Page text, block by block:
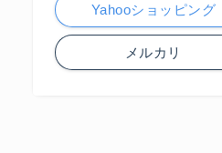
Yahooショッピング
メルカリ